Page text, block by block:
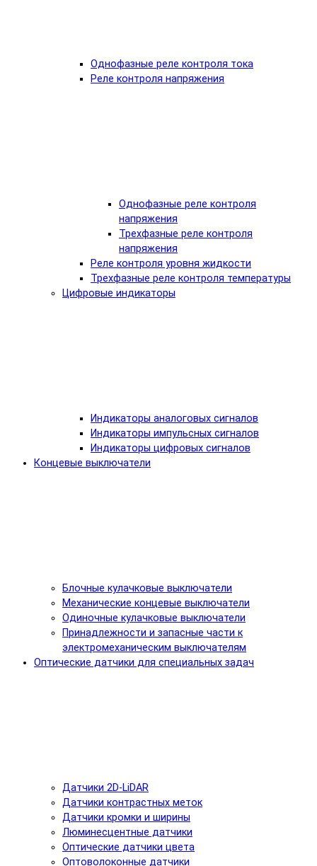
Однофазные реле контроля тока
Реле контроля напряжения
Однофазные реле контроля
напряжения
Трехфазные реле контроля
напряжения
Реле контроля уровня жидкости
Трехфазные реле контроля температуры
Цифровые индикаторы
Индикаторы аналоговых сигналов
Индикаторы импульсных сигналов
Индикаторы цифровых сигналов
Концевые выключатели
Блочные кулачковые выключатели
Механические концевые выключатели
Одиночные кулачковые выключатели
Принадлежности и запасные части к
электромеханическим выключателям
Оптические датчики для специальных задач
Датчики 2D-LiDAR
Датчики контрастных меток
Датчики кромки и ширины
Люминесцентные датчики
Оптические датчики цвета
Оптоволоконные датчики